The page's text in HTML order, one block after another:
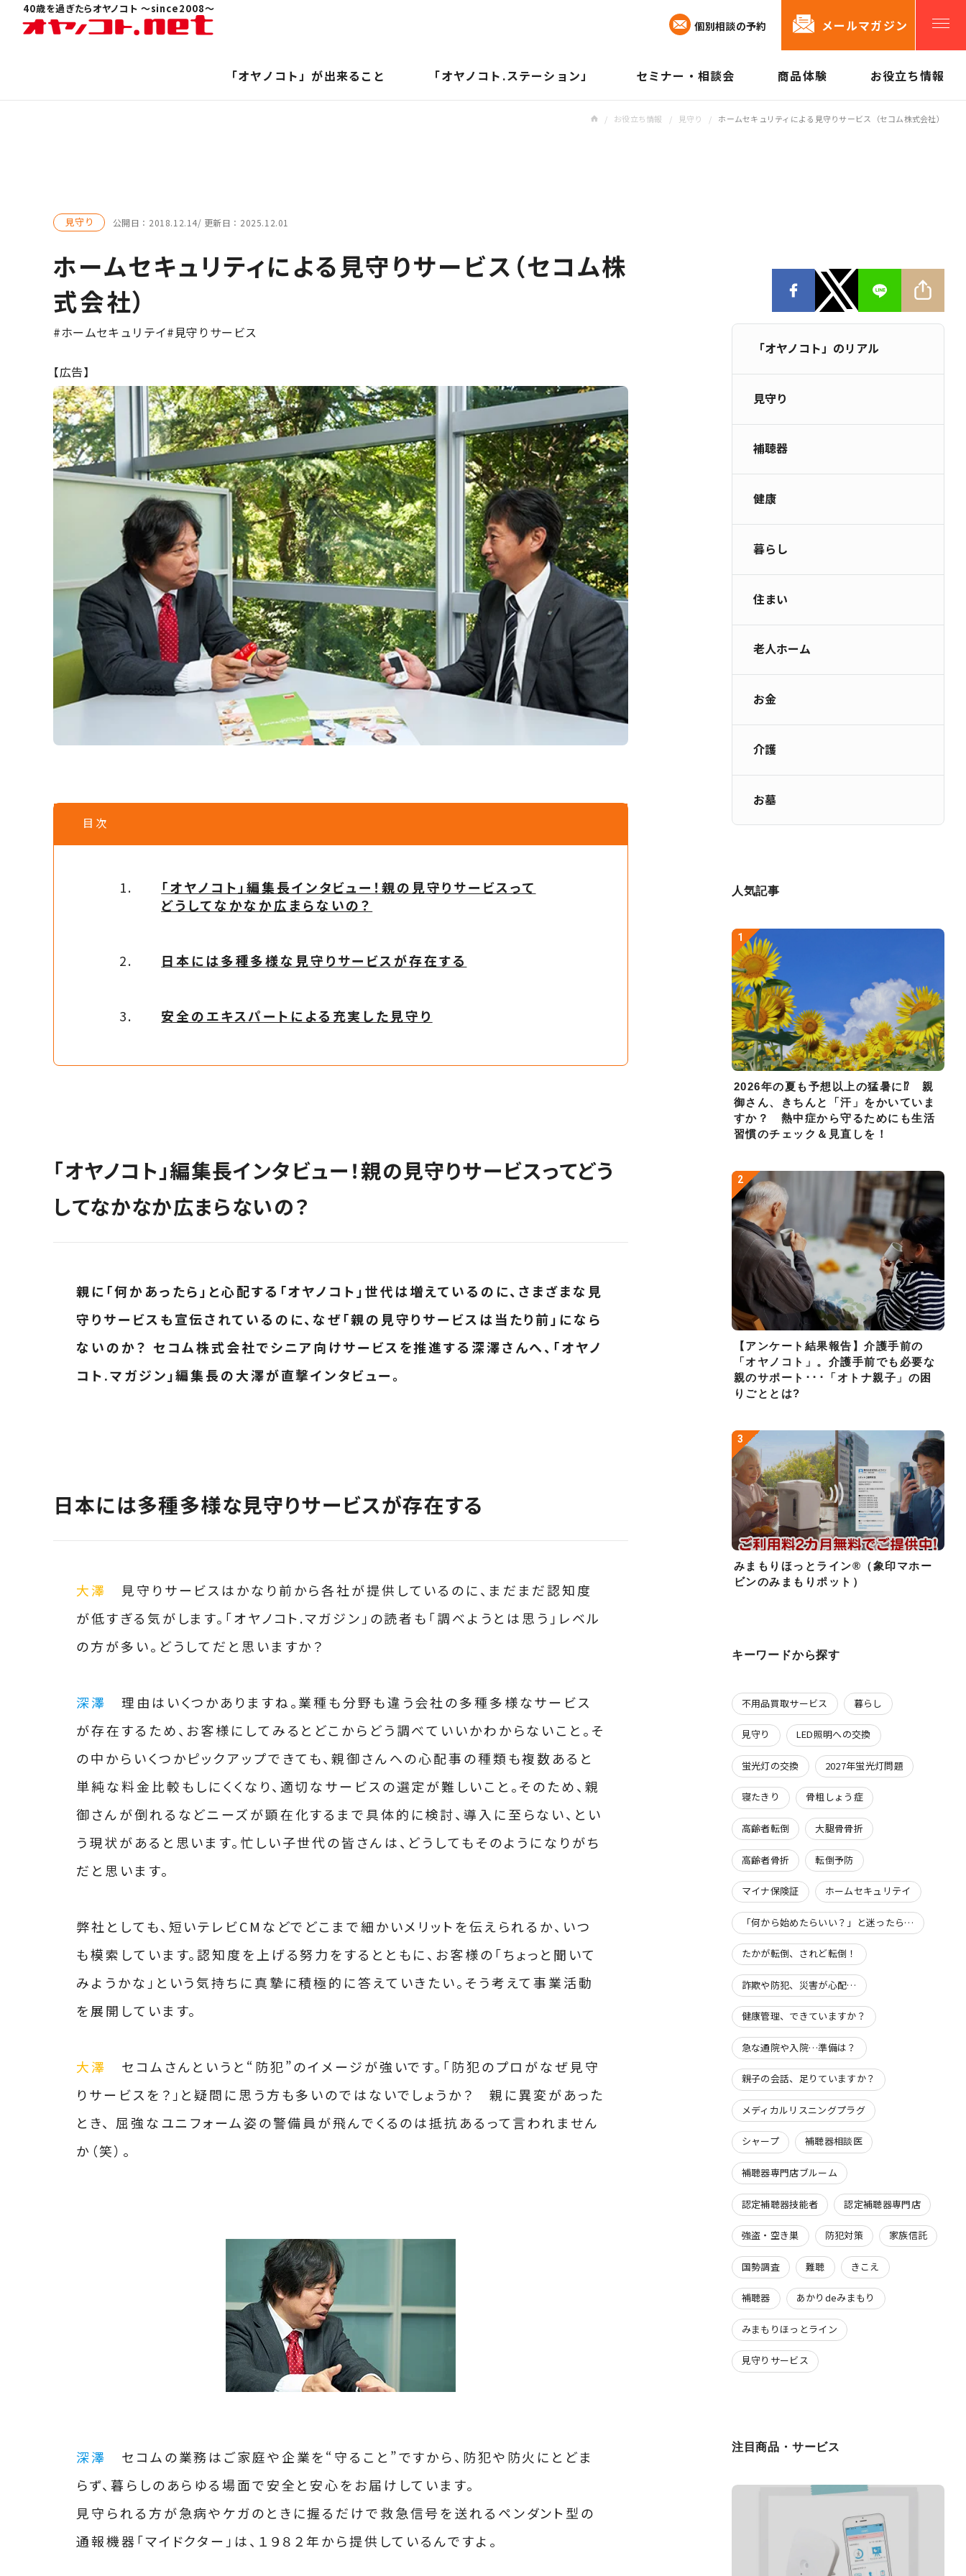
40歳を過ぎたらオヤノコト 〜since2008〜
個別相談の予約 メールマガジン
「オヤノコト」が出来ること 「オヤノコト.ステーション」 セミナー・相談会 商品体験 お役立ち情報
/ お役立ち情報 / 見守り / ホームセキュリティによる見守りサービス（セコム株式会社）
見守り 公開日： 2018.12.14 更新日： 2025.12.01
ホームセキュリティによる見守りサービス（セコム株
式会社）
#ホームセキュリテイ#見守りサービス
【広告】
目次
「オヤノコト」編集長インタビュー！親の見守りサービスって
どうしてなかなか広まらないの？
日本には多種多様な見守りサービスが存在する
安全のエキスパートによる充実した見守り
「オヤノコト」編集長インタビュー！親の見守りサービスってどう
してなかなか広まらないの？
親に「何かあったら」と心配する「オヤノコト」世代は増えているのに、さまざまな見
守りサービスも宣伝されているのに、なぜ「親の見守りサービスは当たり前」になら
ないのか？ セコム株式会社でシニア向けサービスを推進する深澤さんへ、「オヤノ
コト.マガジン」編集長の大澤が直撃インタビュー。
日本には多種多様な見守りサービスが存在する
大澤
見守りサービスはかなり前から各社が提供しているのに、まだまだ認知度
が低すぎる気がします。「オヤノコト.マガジン」の読者も「調べようとは思う」レベル
の方が多い。どうしてだと思いますか？
深澤
理由はいくつかありますね。業種も分野も違う会社の多種多様なサービス
が存在するため、お客様にしてみるとどこからどう調べていいかわからないこと。そ
の中からいくつかピックアップできても、親御さんへの心配事の種類も複数あると
単純な料金比較もしにくくなり、適切なサービスの選定が難しいこと。そのため、親
御さんが倒れるなどニーズが顕在化するまで具体的に検討、導入に至らない、とい
う現状があると思います。忙しい子世代の皆さんは、どうしてもそのようになりがち
だと思います。
弊社としても、短いテレビCMなどでどこまで細かいメリットを伝えられるか、いつ
も模索しています。認知度を上げる努力をするとともに、お客様の「ちょっと聞いて
みようかな」という気持ちに真摯に積極的に答えていきたい。そう考えて事業活動
を展開しています。
大澤
セコムさんというと“防犯”のイメージが強いです。「防犯のプロがなぜ見守
りサービスを？」と疑問に思う方も多いのではないでしょうか？ 親に異変があった
とき、 屈強なユニフォーム姿の警備員が飛んでくるのは抵抗あるって言われません
か（笑）。
深澤
セコムの業務はご家庭や企業を“守ること”ですから、防犯や防火にとどま
らず、暮らしのあらゆる場面で安全と安心をお届けしています。
見守られる方が急病やケガのときに握るだけで救急信号を送れるペンダント型の
通報機器「マイドクター」は、１９８２年から提供しているんですよ。
「オヤノコト」のリアル
見守り
補聴器
健康
暮らし
住まい
老人ホーム
お金
介護
お墓
人気記事
2026年の夏も予想以上の猛暑に⁉ 親
御さん、きちんと「汗」をかいていま
すか？ 熱中症から守るためにも生活
習慣のチェック＆見直しを！
【アンケート結果報告】介護手前の
「オヤノコト」。介護手前でも必要な
親のサポート･･･「オトナ親子」の困
りごととは?
みまもりほっとライン®（象印マホー
ビンのみまもりポット）
キーワードから探す
不用品買取サービス 暮らし
見守り LED照明への交換
蛍光灯の交換 2027年蛍光灯問題
寝たきり 骨粗しょう症
高齢者転倒 大腿骨骨折
高齢者骨折 転倒予防
マイナ保険証 ホームセキュリテイ
「何から始めたらいい？」と迷ったら…
たかが転倒、されど転倒！
詐欺や防犯、災害が心配…
健康管理、できていますか？
急な通院や入院…準備は？
親子の会話、足りていますか？
メディカルリスニングプラグ
シャープ 補聴器相談医
補聴器専門店ブルーム
認定補聴器技能者 認定補聴器専門店
強盗・空き巣 防犯対策 家族信託
国勢調査 難聴 きこえ
補聴器 あかりdeみまもり
みまもりほっとライン
見守りサービス
注目商品・サービス
「オヤノコト」が出来ること
私たちができるサポート
親や老後のために始めること
「オヤノコト.
「オヤノコト」のリアル
補聴器
老人ホーム
お金
お問い合わせ 利用規約 個人情報保護方針